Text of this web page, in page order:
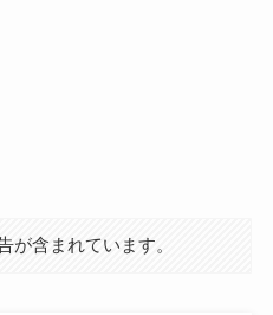
が含まれています。